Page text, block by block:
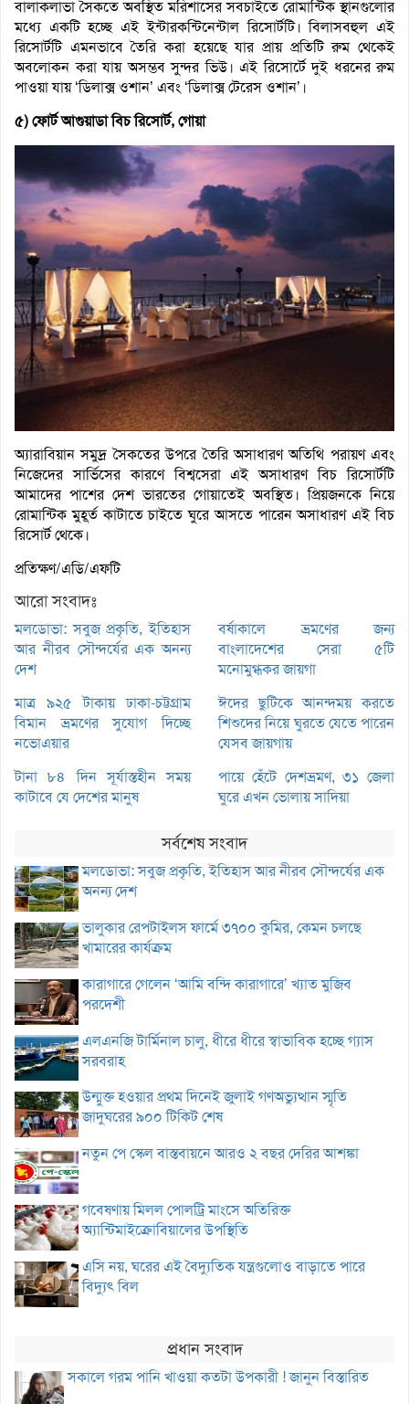
বালাকলাভা সৈকতে অবস্থিত মরিশাসের সবচাইতে রোমান্টিক স্থানগুলোর
মধ্যে একটি হচ্ছে এই ইন্টারকন্টিনেন্টাল রিসোর্টটি। বিলাসবহুল এই
রিসোর্টটি এমনভাবে তৈরি করা হয়েছে যার প্রায় প্রতিটি রুম থেকেই
অবলোকন করা যায় অসম্ভব সুন্দর ভিউ। এই রিসোর্টে দুই ধরনের রুম
পাওয়া যায় ‘ডিলাক্স ওশান’ এবং ‘ডিলাক্স টেরেস ওশান’।
৫) ফোর্ট আগুয়াডা বিচ রিসোর্ট, গোয়া
অ্যারাবিয়ান সমুদ্র সৈকতের উপরে তৈরি অসাধারণ অতিথি পরায়ণ এবং
নিজেদের সার্ভিসের কারণে বিশ্বসেরা এই অসাধারণ বিচ রিসোর্টটি
আমাদের পাশের দেশ ভারতের গোয়াতেই অবস্থিত। প্রিয়জনকে নিয়ে
রোমান্টিক মুহূর্ত কাটাতে চাইতে ঘুরে আসতে পারেন অসাধারণ এই বিচ
রিসোর্ট থেকে।
প্রতিক্ষণ/এডি/এফটি
আরো সংবাদঃ
মলডোভা: সবুজ প্রকৃতি, ইতিহাস
আর নীরব সৌন্দর্যের এক অনন্য
দেশ
বর্ষাকালে ভ্রমণের জন্য
বাংলাদেশের সেরা ৫টি
মনোমুগ্ধকর জায়গা
মাত্র ৯২৫ টাকায় ঢাকা-চট্টগ্রাম
বিমান ভ্রমণের সুযোগ দিচ্ছে
নভোএয়ার
ঈদের ছুটিকে আনন্দময় করতে
শিশুদের নিয়ে ঘুরতে যেতে পারেন
যেসব জায়গায়
টানা ৮৪ দিন সূর্যাস্তহীন সময়
কাটাবে যে দেশের মানুষ
পায়ে হেঁটে দেশভ্রমণ, ৩১ জেলা
ঘুরে এখন ভোলায় সাদিয়া
সর্বশেষ সংবাদ
মলডোভা: সবুজ প্রকৃতি, ইতিহাস আর নীরব সৌন্দর্যের এক
অনন্য দেশ
ভালুকার রেপটাইলস ফার্মে ৩৭০০ কুমির, কেমন চলছে
খামারের কার্যক্রম
কারাগারে গেলেন ‘আমি বন্দি কারাগারে’ খ্যাত মুজিব
পরদেশী
এলএনজি টার্মিনাল চালু, ধীরে ধীরে স্বাভাবিক হচ্ছে গ্যাস
সরবরাহ
উন্মুক্ত হওয়ার প্রথম দিনেই জুলাই গণঅভ্যুত্থান স্মৃতি
জাদুঘরের ৯০০ টিকিট শেষ
নতুন পে স্কেল বাস্তবায়নে আরও ২ বছর দেরির আশঙ্কা
গবেষণায় মিলল পোলট্রি মাংসে অতিরিক্ত
অ্যান্টিমাইক্রোবিয়ালের উপস্থিতি
এসি নয়, ঘরের এই বৈদ্যুতিক যন্ত্রগুলোও বাড়াতে পারে
বিদ্যুৎ বিল
প্রধান সংবাদ
সকালে গরম পানি খাওয়া কতটা উপকারী ! জানুন বিস্তারিত